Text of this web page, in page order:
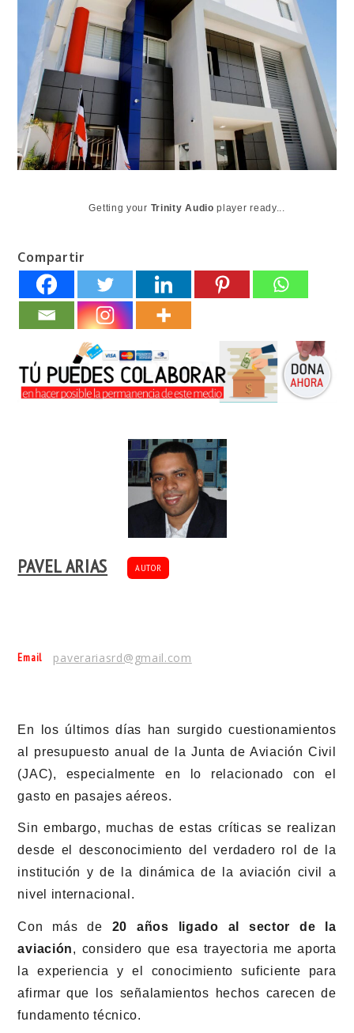
Getting your Trinity Audio player ready...
Compartir
PAVEL ARIAS AUTOR
Email paverariasrd@gmail.com
En los últimos días han surgido cuestionamientos
al presupuesto anual de la Junta de Aviación Civil
(JAC), especialmente en lo relacionado con el
gasto en pasajes aéreos.
Sin embargo, muchas de estas críticas se realizan
desde el desconocimiento del verdadero rol de la
institución y de la dinámica de la aviación civil a
nivel internacional.
Con más de 20 años ligado al sector de la
aviación, considero que esa trayectoria me aporta
la experiencia y el conocimiento suficiente para
afirmar que los señalamientos hechos carecen de
fundamento técnico.